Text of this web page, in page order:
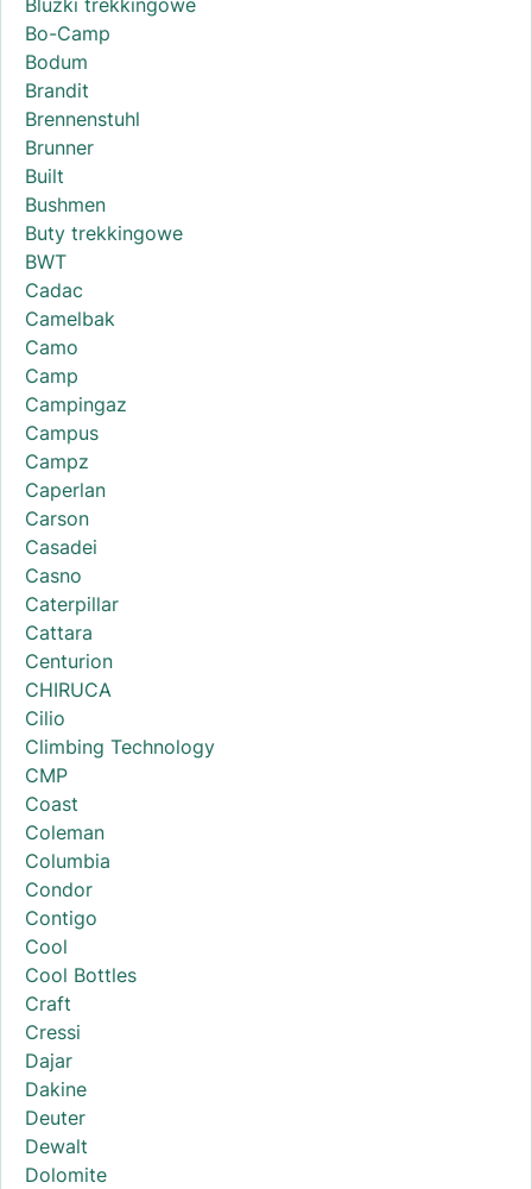
Bo-Camp
Bodum
Brandit
Brennenstuhl
Brunner
Built
Bushmen
Buty trekkingowe
BWT
Cadac
Camelbak
Camo
Camp
Campingaz
Campus
Campz
Caperlan
Carson
Casadei
Casno
Caterpillar
Cattara
Centurion
CHIRUCA
Cilio
Climbing Technology
CMP
Coast
Coleman
Columbia
Condor
Contigo
Cool
Cool Bottles
Craft
Cressi
Dajar
Dakine
Deuter
Dewalt
Dolomite